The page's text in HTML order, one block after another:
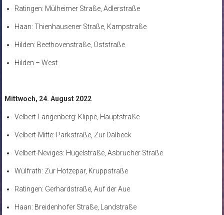
Ratingen: Mülheimer Straße, Adlerstraße
Haan: Thienhausener Straße, Kampstraße
Hilden: Beethovenstraße, Oststraße
Hilden – West
Mittwoch, 24. August 2022
Velbert-Langenberg: Klippe, Hauptstraße
Velbert-Mitte: Parkstraße, Zur Dalbeck
Velbert-Neviges: Hügelstraße, Asbrucher Straße
Wülfrath: Zur Hotzepar, Kruppstraße
Ratingen: Gerhardstraße, Auf der Aue
Haan: Breidenhofer Straße, Landstraße